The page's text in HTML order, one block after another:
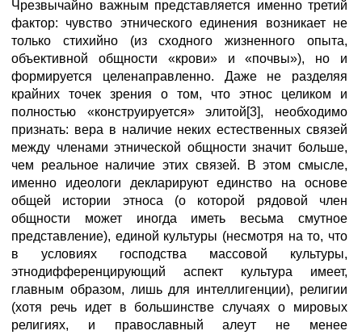
Чрезвычайно важным представляется именно третий
фактор: чувство этнического единения возникает не
только стихийно (из сходного жизненного опыта,
объективной общности «крови» и «почвы»), но и
формируется целенаправленно. Даже не разделяя
крайних точек зрения о том, что этнос целиком и
полностью «конструируется» элитой[3], необходимо
признать: вера в наличие неких естественных связей
между членами этнической общности значит больше,
чем реальное наличие этих связей. В этом смысле,
именно идеологи декларируют единство на основе
общей истории этноса (о которой рядовой член
общности может иногда иметь весьма смутное
представление), единой культуры (несмотря на то, что
в условиях господства массовой культуры,
этнодифференцирующий аспект культура имеет,
главным образом, лишь для интеллигенции), религии
(хотя речь идет в большинстве случаях о мировых
религиях, и православный алеут не менее